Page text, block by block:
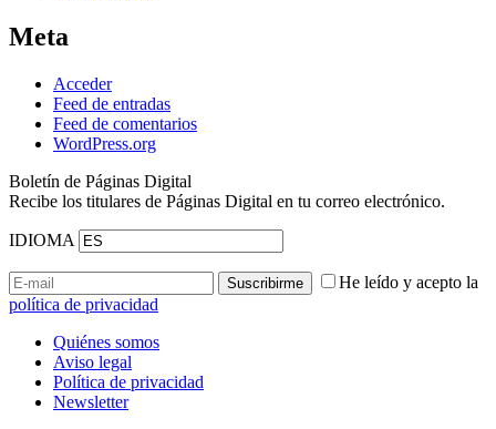
Meta
Acceder
Feed de entradas
Feed de comentarios
WordPress.org
Boletín de Páginas Digital
Recibe los titulares de Páginas Digital en tu correo electrónico.
IDIOMA
He leído y acepto la
política de privacidad
Quiénes somos
Aviso legal
Política de privacidad
Newsletter